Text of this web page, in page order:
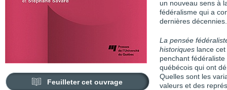
Feuilleter cet ouvrage
un nouveau sens à
fédéralisme qui a
dernières décennies.
La pensée
historiques lance
penchant
québécois qui ont
Quelles sont les
valeurs et des